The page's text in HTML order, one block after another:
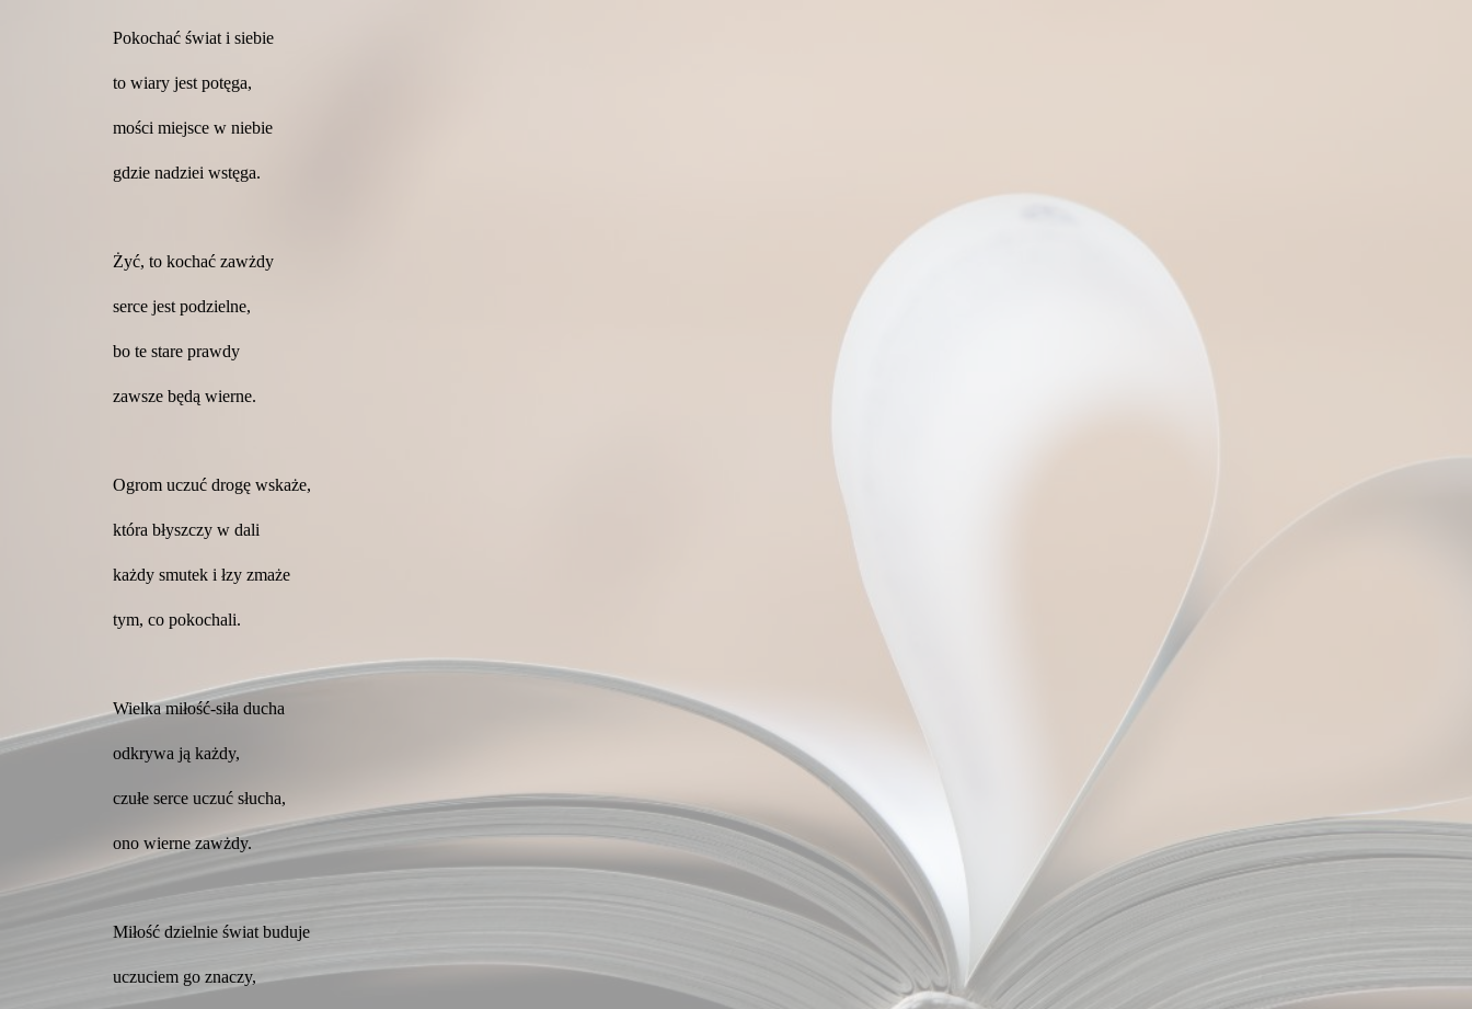
Pokochać świat i siebie
to wiary jest potęga,
mości miejsce w niebie
gdzie nadziei wstęga.
Żyć, to kochać zawżdy
serce jest podzielne,
bo te stare prawdy
zawsze będą wierne.
Ogrom uczuć drogę wskaże,
która błyszczy w dali
każdy smutek i łzy zmaże
tym, co pokochali.
Wielka miłość-siła ducha
odkrywa ją każdy,
czułe serce uczuć słucha,
ono wierne zawżdy.
Miłość dzielnie świat buduje
uczuciem go znaczy,